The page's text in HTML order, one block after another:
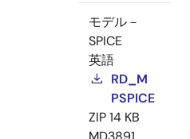
モデル－
SPICE
英語
RD_M
PSPICE
ZIP14 KB